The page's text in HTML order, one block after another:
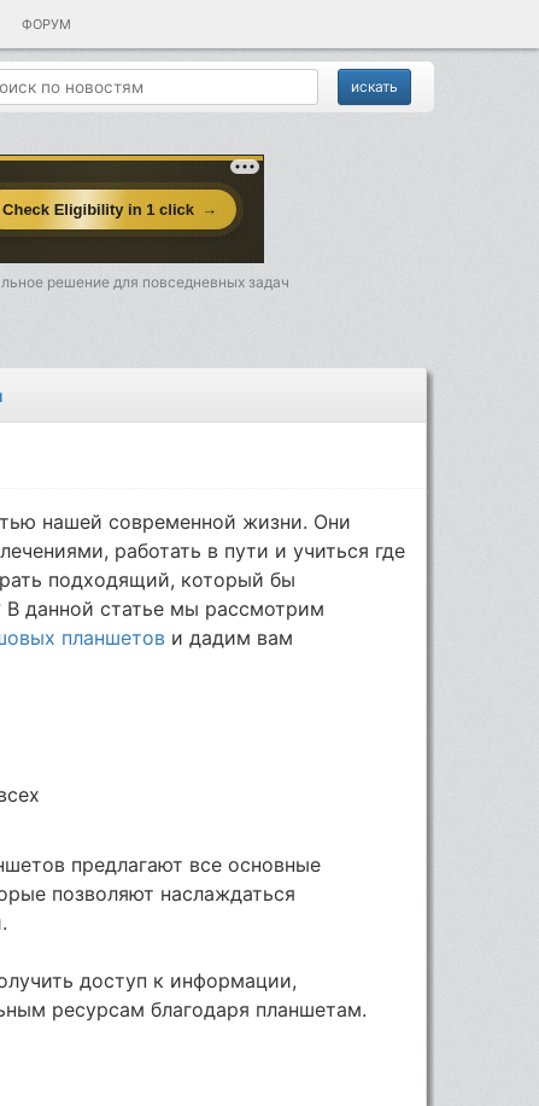
ФОРУМ
решение для повседневных задач
нашей современной жизни. Они
работать в пути и учиться где
подходящий, который бы
данной статье мы рассмотрим
планшетов и дадим вам
предлагают все основные
позволяют наслаждаться
доступ к информации,
ресурсам благодаря планшетам.